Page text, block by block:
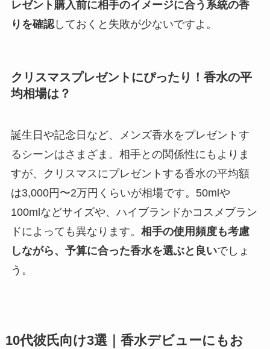
レゼント購入前に相手のイメージに合う系統の香
りを確認しておくと失敗が少ないですよ。
クリスマスプレゼントにぴったり！香水の平
均相場は？
誕生日や記念日など、メンズ香水をプレゼントす
るシーンはさまざま。相手との関係性にもよりま
すが、クリスマスにプレゼントする香水の平均額
は3,000円〜2万円くらいが相場です。50mlや
100mlなどサイズや、ハイブランドかコスメブラン
ドによっても異なります。 相手の使用頻度も考慮
しながら、予算に合った香水を選ぶと良いでしょ
う。
10代彼氏向け3選｜香水デビューにもお